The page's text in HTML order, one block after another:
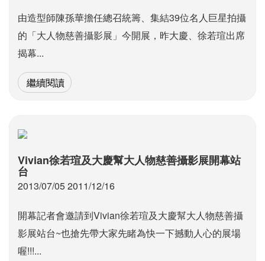
由造型師陳孫華擔任總召統籌、集結39位名人巨星拍攝
的「大人物慈善攝影展」今開展，昨大慶、徐若瑄出席
揭幕...
繼續閱讀
Vivian徐若瑄及大慶幫大人物慈善攝影展開幕站
台
2013/07/05 2011/12/16
開幕記者會邀請到Vivian徐若瑄及大慶幫大人物慈善攝
影展站台~也搶先帶大家先睹為快一下撼動人心的展場
喔!!!...